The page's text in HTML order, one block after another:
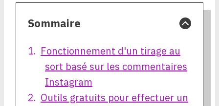
Sommaire
Fonctionnement d'un tirage au
sort basé sur les commentaires
Instagram
Outils gratuits pour effectuer un